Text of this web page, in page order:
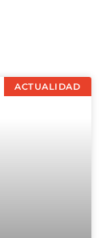
ACTUALIDAD